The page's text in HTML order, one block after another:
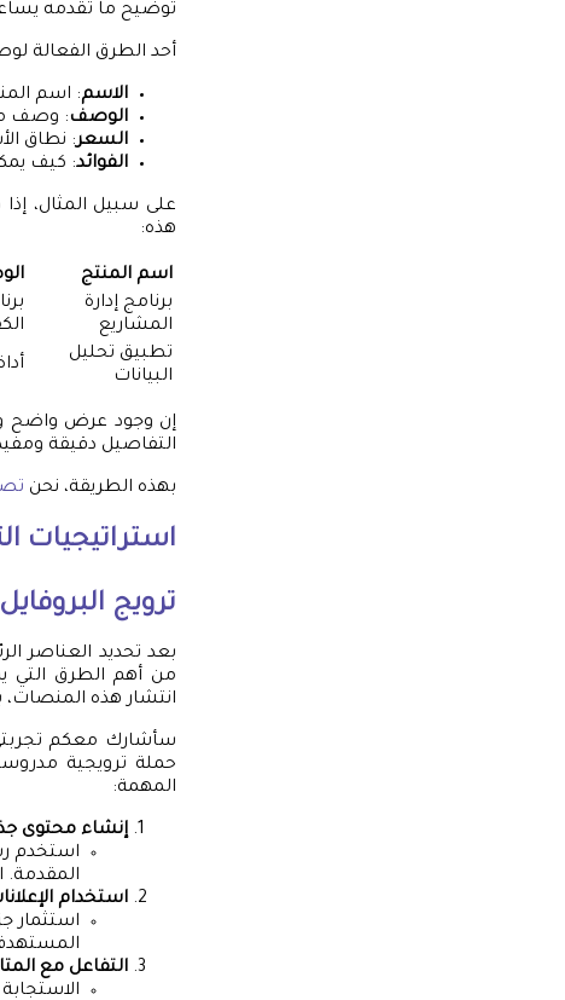
توضيح ما تقدمه
أحد الطرق الفعالة
الاسم: اسم
الوصف: وصف
السعر: نطاق
الفوائد: كيف
على سبيل المثال،
هذه:
اسم المنتج
برنامج إدارة
المشاريع
تطبيق تحليل
البيانات
إن وجود عرض واضح
التفاصيل دقيقة
بهذه الطريقة، نحن
استراتيجيات
ترويج
بعد تحديد العناصر
من أهم الطرق التي
انتشار هذه
سأشارك معكم تجربتي
حملة ترويجية
المهمة:
إنشاء محتوى
استخدم
المقدمة.
استخدام
استثمار
التفاعل مع